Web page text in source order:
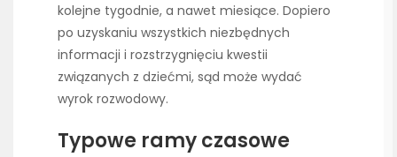
kolejne tygodnie, a nawet miesiące. Dopiero
po uzyskaniu wszystkich niezbędnych
informacji i rozstrzygnięciu kwestii
związanych z dziećmi, sąd może wydać
wyrok rozwodowy.
Typowe ramy czasowe